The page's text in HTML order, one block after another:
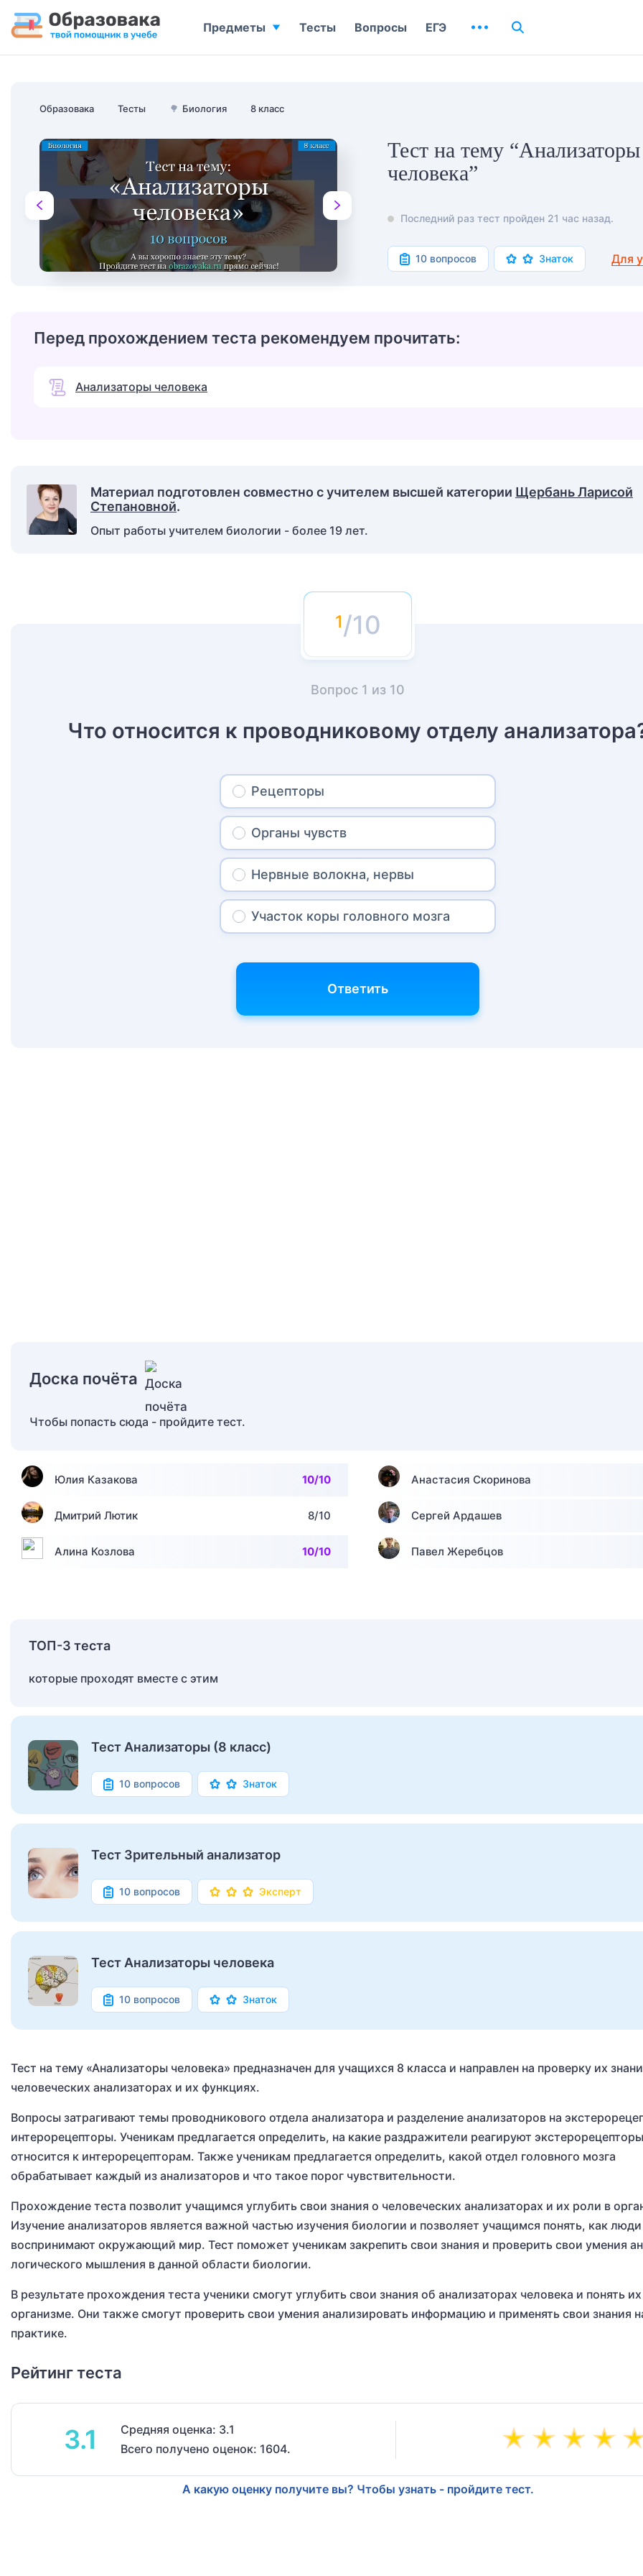
Образовака Тесты 🌳 Биология 8 класс
Тест на тему “Анализаторы
человека”
Последний раз тест пройден 21 час назад.
10 вопросов Знаток Для
Перед прохождением теста рекомендуем прочитать:
Анализаторы человека
Материал подготовлен совместно с учителем высшей категории Щербань Ларисой
Степановной.
Опыт работы учителем биологии - более 19 лет.
/10
Вопрос 1 из 10
Что относится к проводниковому отделу
Рецепторы
Органы чувств
Нервные волокна, нервы
Участок коры головного мозга
Ответить
Доска почёта
Чтобы попасть сюда - пройдите тест.
Юлия Казакова 10/10 Анастасия Скоринова
Дмитрий Лютик 8/10 Сергей Ардашев
Алина Козлова 10/10 Павел Жеребцов
ТОП-3 теста
которые проходят вместе с этим
Тест Анализаторы (8 класс)
10 вопросов Знаток
Тест Зрительный анализатор
10 вопросов Эксперт
Тест Анализаторы человека
10 вопросов Знаток
Тест на тему «Анализаторы человека» предназначен для учащихся 8 класса и направлен на проверку их
человеческих анализаторах и их функциях.
Вопросы затрагивают темы проводникового отдела анализатора и разделение анализаторов на
интерорецепторы. Ученикам предлагается определить, на какие раздражители реагируют
относится к интерорецепторам. Также ученикам предлагается определить, какой отдел головного мозга
обрабатывает каждый из анализаторов и что такое порог чувствительности.
Прохождение теста позволит учащимся углубить свои знания о человеческих анализаторах и их роли в
Изучение анализаторов является важной частью изучения биологии и позволяет учащимся понять, как люди
воспринимают окружающий мир. Тест поможет ученикам закрепить свои знания и проверить свои умения
логического мышления в данной области биологии.
В результате прохождения теста ученики смогут углубить свои знания об анализаторах человека и понять
организме. Они также смогут проверить свои умения анализировать информацию и применять свои знания
практике.
Рейтинг теста
3.1
Средняя оценка: 3.1
Всего получено оценок: 1604.
А какую оценку получите вы? Чтобы узнать - пройдите тест.
Предметы Тесты Вопросы ЕГЭ